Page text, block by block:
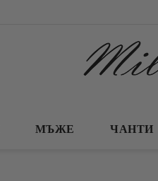
МЪЖЕ ЧАНТИ